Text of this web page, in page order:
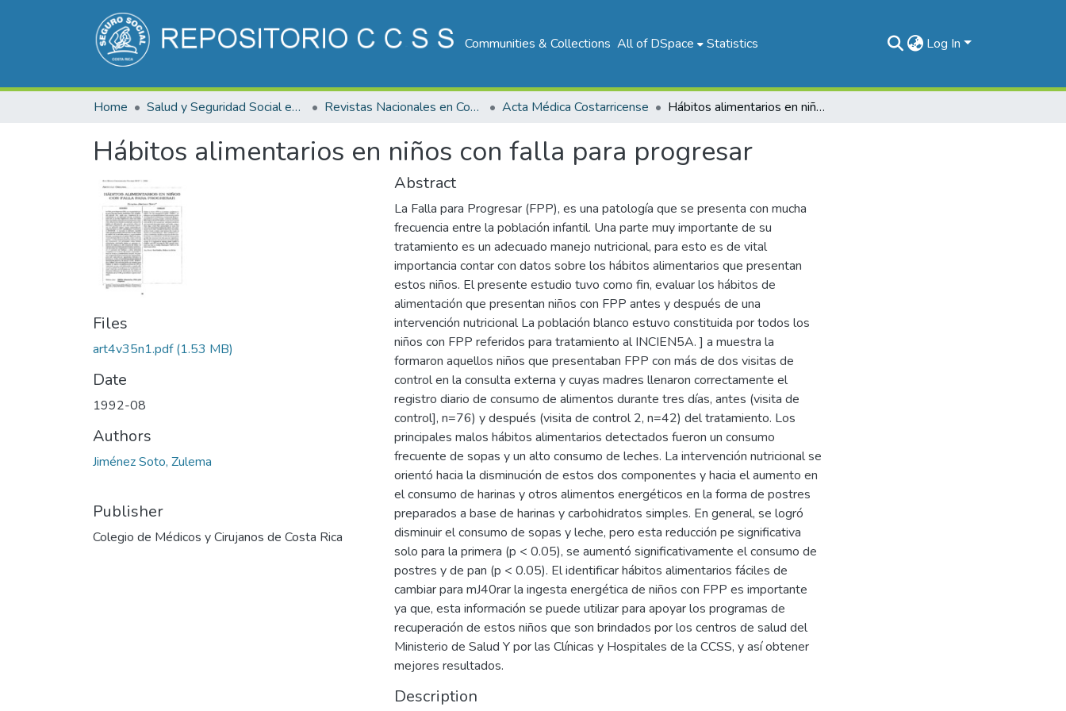
Communities & Collections All of DSpace Statistics Log In
Home Salud y Seguridad Social en Costa Rica Revistas Nacionales en Costa Rica Acta Médica Costarricense Hábitos alimentarios en niños con falla para progresar
Hábitos alimentarios en niños con falla para progresar
Files
art4v35n1.pdf(1.53 MB)
Date
1992-08
Authors
Jiménez Soto, Zulema
Publisher
Colegio de Médicos y Cirujanos de Costa Rica
Abstract
La Falla para Progresar (FPP), es una patología que se presenta con mucha
frecuencia entre la población infantil. Una parte muy importante de su
tratamiento es un adecuado manejo nutricional, para esto es de vital
importancia contar con datos sobre los hábitos alimentarios que presentan
estos niños. El presente estudio tuvo como fin, evaluar los hábitos de
alimentación que presentan niños con FPP antes y después de una
intervención nutricional La población blanco estuvo constituida por todos los
niños con FPP referidos para tratamiento al INCIEN5A. ] a muestra la
formaron aquellos niños que presentaban FPP con más de dos visitas de
control en la consulta externa y cuyas madres llenaron correctamente el
registro diario de consumo de alimentos durante tres días, antes (visita de
control], n=76) y después (visita de control 2, n=42) del tratamiento. Los
principales malos hábitos alimentarios detectados fueron un consumo
frecuente de sopas y un alto consumo de leches. La intervención nutricional se
orientó hacia la disminución de estos dos componentes y hacia el aumento en
el consumo de harinas y otros alimentos energéticos en la forma de postres
preparados a base de harinas y carbohidratos simples. En general, se logró
disminuir el consumo de sopas y leche, pero esta reducción pe significativa
solo para la primera (p < 0.05), se aumentó significativamente el consumo de
postres y de pan (p < 0.05). El identificar hábitos alimentarios fáciles de
cambiar para mJ40rar la ingesta energética de niños con FPP es importante
ya que, esta información se puede utilizar para apoyar los programas de
recuperación de estos niños que son brindados por los centros de salud del
Ministerio de Salud Y por las Clínicas y Hospitales de la CCSS, y así obtener
mejores resultados.
Description